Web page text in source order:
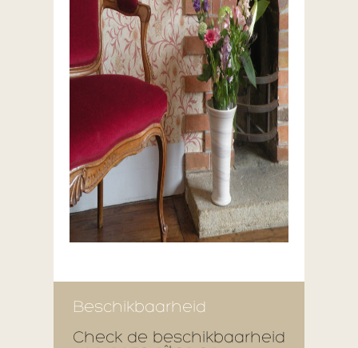
Beschikbaarheid
Check de beschikbaarheid